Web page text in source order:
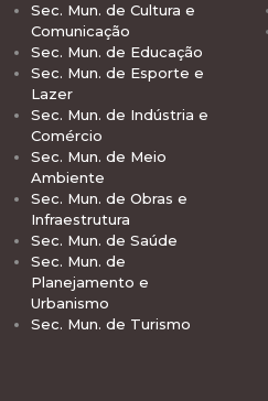
Sec. Mun. de Cultura e
Comunicação
Sec. Mun. de Educação
Sec. Mun. de Esporte e
Lazer
Sec. Mun. de Indústria e
Comércio
Sec. Mun. de Meio
Ambiente
Sec. Mun. de Obras e
Infraestrutura
Sec. Mun. de Saúde
Sec. Mun. de
Planejamento e
Urbanismo
Sec. Mun. de Turismo